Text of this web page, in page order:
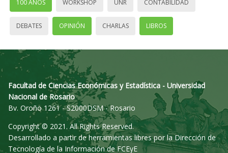
100 AÑOS WORKSHOP UNR CONTABILIDAD
DEBATES OPINIÓN CHARLAS LIBROS
Facultad de Ciencias Económicas y Estadística - Universidad
Nacional de Rosario
Bv. Oroño 1261 - S2000DSM - Rosario
Copyright © 2021. All Rights Reserved.
Desarrollado a partir de herramientas libres por la Dirección de
Tecnología de la Información de FCEyE